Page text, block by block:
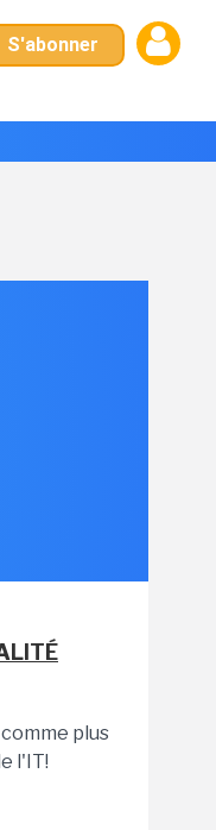
S'abonner
plus
l'IT!